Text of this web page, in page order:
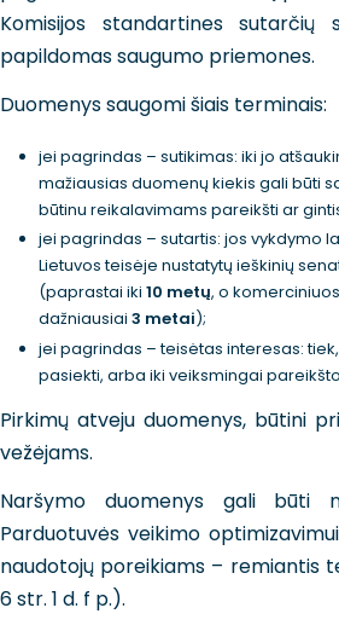
Komisijos standartines sutarčių
papildomas saugumo priemones.
Duomenys saugomi šiais terminais:
jei pagrindas – sutikimas: iki jo
mažiausias duomenų kiekis gali būti
būtinu reikalavimams pareikšti ar
jei pagrindas – sutartis: jos vykdymo
Lietuvos teisėje nustatytų ieškinių
(paprastai iki 10 metų, o
dažniausiai 3 metai);
jei pagrindas – teisėtas interesas:
pasiekti, arba iki veiksmingai
Pirkimų atveju duomenys, būtini
vežėjams.
Naršymo duomenys gali būti
Parduotuvės veikimo
naudotojų poreikiams – remiantis
6 str. 1 d. f p.).